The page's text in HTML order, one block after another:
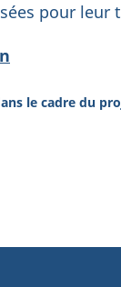
pour
le cadre du